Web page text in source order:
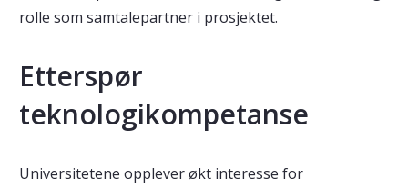
rolle som samtalepartner i prosjektet.
Etterspør
teknologikompetanse
Universitetene opplever økt interesse for